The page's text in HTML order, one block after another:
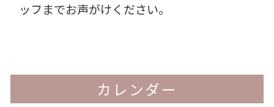
ッフまでお声がけください。
カレンダー